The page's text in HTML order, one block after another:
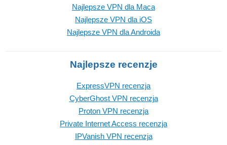
Najlepsze VPN dla Maca
Najlepsze VPN dla iOS
Najlepsze VPN dla Androida
Najlepsze recenzje
ExpressVPN recenzja
CyberGhost VPN recenzja
Proton VPN recenzja
Private Internet Access recenzja
IPVanish VPN recenzja